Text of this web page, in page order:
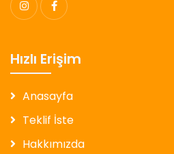
Hızlı Erişim
Anasayfa
Teklif İste
Hakkımızda